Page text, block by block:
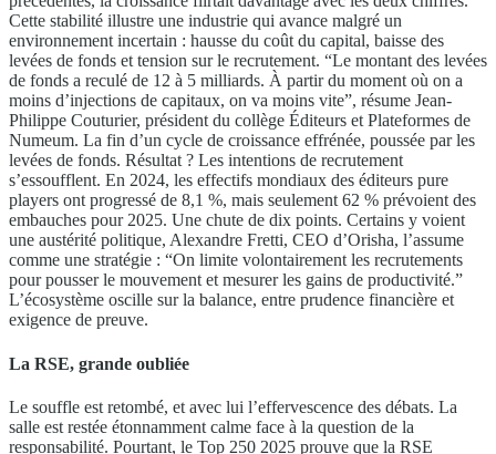
Cette stabilité illustre une industrie qui avance malgré un
environnement incertain : hausse du coût du capital, baisse des
levées de fonds et tension sur le recrutement. “Le montant des levées
de fonds a reculé de 12 à 5 milliards. À partir du moment où on a
moins d’injections de capitaux, on va moins vite”, résume Jean-
Philippe Couturier, président du collège Éditeurs et Plateformes de
Numeum. La fin d’un cycle de croissance effrénée, poussée par les
levées de fonds. Résultat ? Les intentions de recrutement
s’essoufflent. En 2024, les effectifs mondiaux des éditeurs pure
players ont progressé de 8,1 %, mais seulement 62 % prévoient des
embauches pour 2025. Une chute de dix points. Certains y voient
une austérité politique, Alexandre Fretti, CEO d’Orisha, l’assume
comme une stratégie : “On limite volontairement les recrutements
pour pousser le mouvement et mesurer les gains de productivité.”
L’écosystème oscille sur la balance, entre prudence financière et
exigence de preuve.
La RSE, grande oubliée
Le souffle est retombé, et avec lui l’effervescence des débats. La
salle est restée étonnamment calme face à la question de la
responsabilité. Pourtant, le Top 250 2025 prouve que la RSE